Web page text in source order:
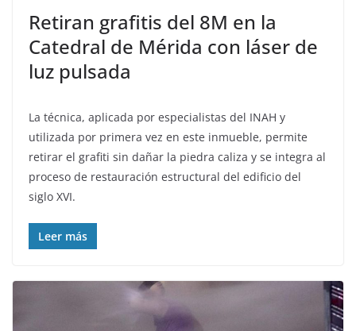
Retiran grafitis del 8M en la
Catedral de Mérida con láser de
luz pulsada
La técnica, aplicada por especialistas del INAH y
utilizada por primera vez en este inmueble, permite
retirar el grafiti sin dañar la piedra caliza y se integra al
proceso de restauración estructural del edificio del
siglo XVI.
Leer más